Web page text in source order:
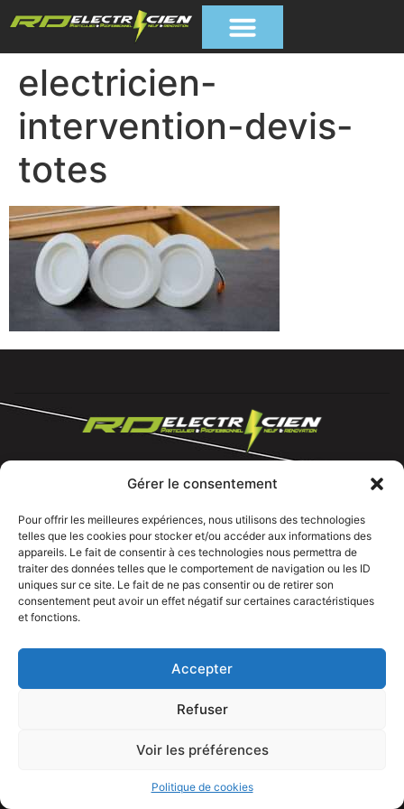
Gérer le consentement
Pour offrir les meilleures expériences, nous utilisons des technologies
telles que les cookies pour stocker et/ou accéder aux informations des
appareils. Le fait de consentir à ces technologies nous permettra de
traiter des données telles que le comportement de navigation ou les ID
uniques sur ce site. Le fait de ne pas consentir ou de retirer son
consentement peut avoir un effet négatif sur certaines caractéristiques
et fonctions.
Accepter
Refuser
Voir les préférences
Politique de cookies
electricien-
intervention-devis-
totes
Tous droits réservé @rdelectricien.fr –Mentions légales
Siege social :82 rue Jeanne d’Arc – 76000 Rouen
Bureau et showroom :136 route Nationale 27310 Caumont
APPELEZ NOUS